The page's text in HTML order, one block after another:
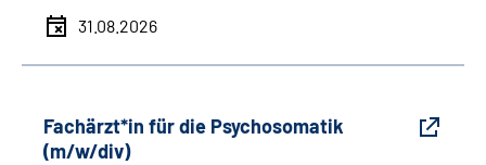
31.08.2026
Fachärzt*in für die Psychosomatik
(m/w/div)